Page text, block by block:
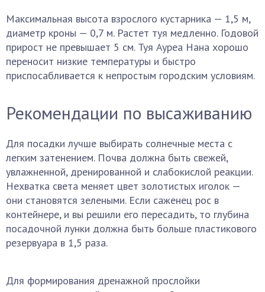
Максимальная высота взрослого кустарника — 1,5 м,
диаметр кроны — 0,7 м. Растет туя медленно. Годовой
прирост не превышает 5 см. Туя Ауреа Нана хорошо
переносит низкие температуры и быстро
приспосабливается к непростым городским условиям.
Рекомендации по высаживанию
Для посадки лучше выбирать солнечные места с
легким затенением. Почва должна быть свежей,
увлажненной, дренированной и слабокислой реакции.
Нехватка света меняет цвет золотистых иголок —
они становятся зелеными. Если саженец рос в
контейнере, и вы решили его пересадить, то глубина
посадочной лунки должна быть больше пластикового
резервуара в 1,5 раза.
Для формирования дренажной прослойки